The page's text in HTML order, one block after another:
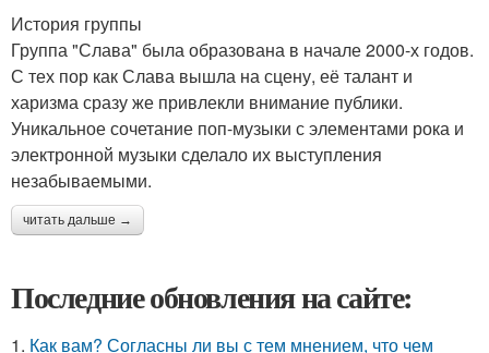
История группы
Группа "Слава" была образована в начале 2000-х годов.
С тех пор как Слава вышла на сцену, её талант и
харизма сразу же привлекли внимание публики.
Уникальное сочетание поп-музыки с элементами рока и
электронной музыки сделало их выступления
незабываемыми.
читать дальше →
Последние обновления на сайте:
1. Как вам? Согласны ли вы с тем мнением, что чем